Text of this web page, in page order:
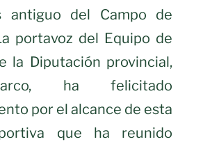
antiguo del Campo de
portavoz del Equipo de
la Diputación provincial,
ha felicitado
por el alcance de esta
que ha reunido